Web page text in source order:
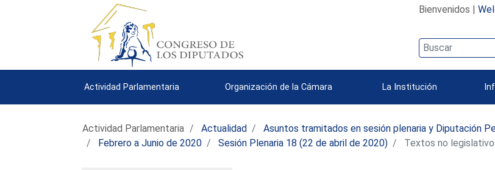
Bienvenidos |
Actividad Parlamentaria Organización de la Cámara La Institución
Actividad Parlamentaria Actualidad Asuntos tramitados en sesión plenaria y Diputación
Febrero a Junio de 2020
Sesión Plenaria 18 (22 de abril de 2020) Textos no